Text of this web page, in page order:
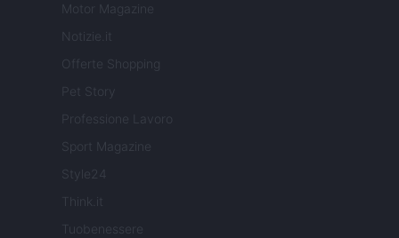
Motor Magazine
Notizie.it
Offerte Shopping
Pet Story
Professione Lavoro
Sport Magazine
Style24
Think.it
Tuobenessere